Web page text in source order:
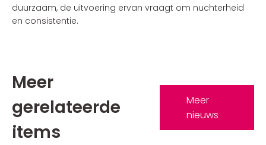
duurzaam, de uitvoering ervan vraagt om nuchterheid
en consistentie.
Meer
gerelateerde
items
Meer
nieuws